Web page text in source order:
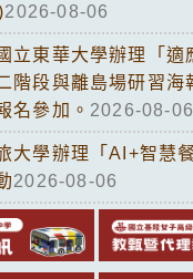
2026-08-06
立東華大學辦理「適
階段與離島場研習海
名參加。 2026-08-06
大學辦理「AI+智慧
2026-08-06